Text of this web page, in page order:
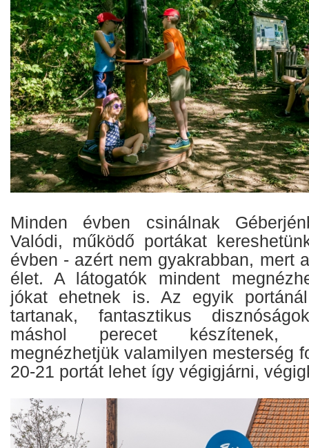
Minden évben csinálnak
Valódi, működő portákat
évben - azért nem gyakrabban, mert
élet. A látogatók mindent
jókat ehetnek is. Az egyik
tartanak, fantasztikus
máshol perecet készítenek,
megnézhetjük valamilyen mesterség
20-21 portát lehet így végigjárni,